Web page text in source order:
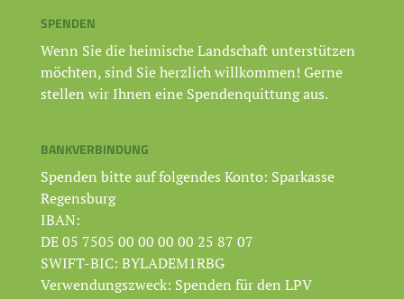
SPENDEN
Wenn Sie die heimische Landschaft unterstützen
möchten, sind Sie herzlich willkommen! Gerne
stellen wir Ihnen eine Spendenquittung aus.
BANKVERBINDUNG
Spenden bitte auf folgendes Konto: Sparkasse
Regensburg
IBAN:
DE 05 7505 00 00 00 00 25 87 07
SWIFT-BIC: BYLADEM1RBG
Verwendungszweck: Spenden für den LPV